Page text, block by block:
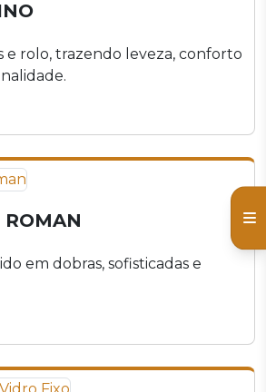
e rolo, trazendo leveza, conforto
em dobras, sofisticadas e